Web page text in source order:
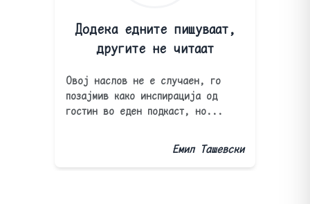
Додека едните пишуваат,
другите не читаат
Овој наслов не е случаен, го
позајмив како инспирација од
гостин во еден подкаст, но...
Емил Ташевски